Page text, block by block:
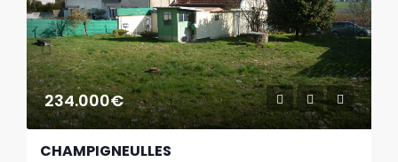
234.000€
CHAMPIGNEULLES